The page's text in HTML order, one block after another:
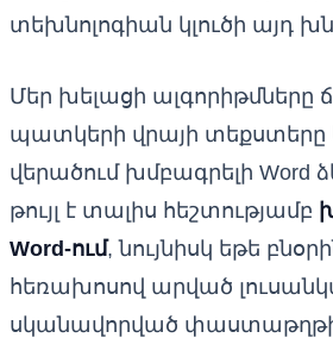
տեխնոլոգիան կլուծի այդ
Մեր խելացի ալգորիթմները
պատկերի վրայի տեքստերը
վերածում խմբագրելի
թույլ է տալիս հեշտությամբ
Word-ում, նույնիսկ եթե
հեռախոսով արված
սկանավորված